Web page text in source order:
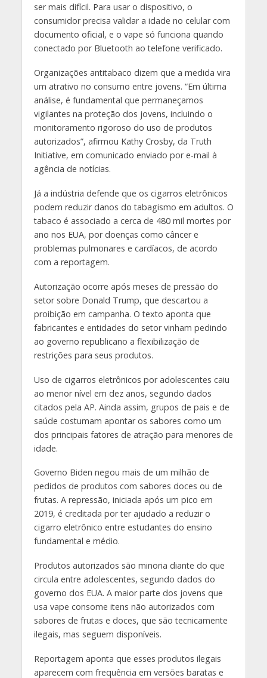
ser mais difícil. Para usar o dispositivo, o
consumidor precisa validar a idade no celular com
documento oficial, e o vape só funciona quando
conectado por Bluetooth ao telefone verificado.
Organizações antitabaco dizem que a medida vira
um atrativo no consumo entre jovens. “Em última
análise, é fundamental que permaneçamos
vigilantes na proteção dos jovens, incluindo o
monitoramento rigoroso do uso de produtos
autorizados”, afirmou Kathy Crosby, da Truth
Initiative, em comunicado enviado por e-mail à
agência de notícias.
Já a indústria defende que os cigarros eletrônicos
podem reduzir danos do tabagismo em adultos. O
tabaco é associado a cerca de 480 mil mortes por
ano nos EUA, por doenças como câncer e
problemas pulmonares e cardíacos, de acordo
com a reportagem.
Autorização ocorre após meses de pressão do
setor sobre Donald Trump, que descartou a
proibição em campanha. O texto aponta que
fabricantes e entidades do setor vinham pedindo
ao governo republicano a flexibilização de
restrições para seus produtos.
Uso de cigarros eletrônicos por adolescentes caiu
ao menor nível em dez anos, segundo dados
citados pela AP. Ainda assim, grupos de pais e de
saúde costumam apontar os sabores como um
dos principais fatores de atração para menores de
idade.
Governo Biden negou mais de um milhão de
pedidos de produtos com sabores doces ou de
frutas. A repressão, iniciada após um pico em
2019, é creditada por ter ajudado a reduzir o
cigarro eletrônico entre estudantes do ensino
fundamental e médio.
Produtos autorizados são minoria diante do que
circula entre adolescentes, segundo dados do
governo dos EUA. A maior parte dos jovens que
usa vape consome itens não autorizados com
sabores de frutas e doces, que são tecnicamente
ilegais, mas seguem disponíveis.
Reportagem aponta que esses produtos ilegais
aparecem com frequência em versões baratas e